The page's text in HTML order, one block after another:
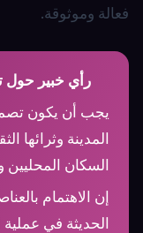
فعالة وموثوقة.
رأي خبير
يجب أن يكون
المدينة وثرائها
السكان المحليين
إن الاهتمام
الحديثة في